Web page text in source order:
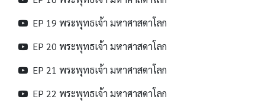
EP 19 พระพุทธเจ้า มหาศาสดาโลก
EP 20 พระพุทธเจ้า มหาศาสดาโลก
EP 21 พระพุทธเจ้า มหาศาสดาโลก
EP 22 พระพุทธเจ้า มหาศาสดาโลก